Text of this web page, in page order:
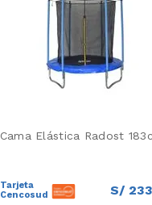
Cama Elástica Radost
Tarjeta
Cencosud
S/ 233